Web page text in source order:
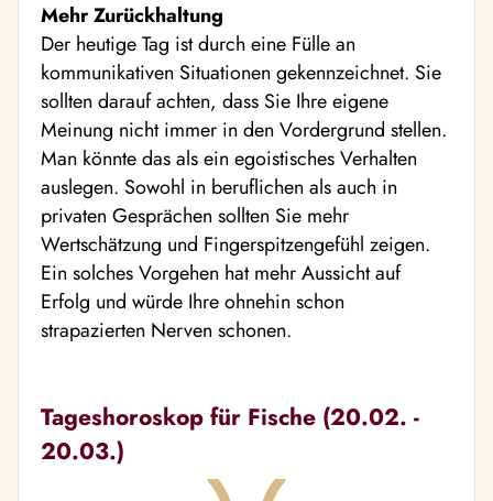
Mehr Zurückhaltung
Der heutige Tag ist durch eine Fülle an
kommunikativen Situationen gekennzeichnet. Sie
sollten darauf achten, dass Sie Ihre eigene
Meinung nicht immer in den Vordergrund stellen.
Man könnte das als ein egoistisches Verhalten
auslegen. Sowohl in beruflichen als auch in
privaten Gesprächen sollten Sie mehr
Wertschätzung und Fingerspitzengefühl zeigen.
Ein solches Vorgehen hat mehr Aussicht auf
Erfolg und würde Ihre ohnehin schon
strapazierten Nerven schonen.
Tageshoroskop für Fische (20.02. -
20.03.)